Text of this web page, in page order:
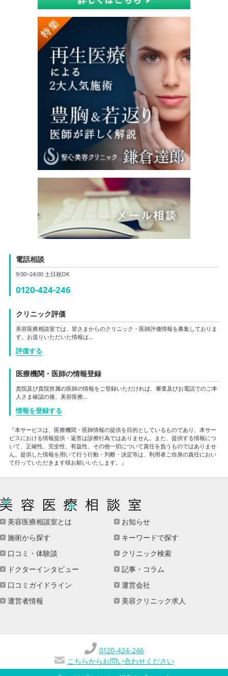
電話相談
9:00~24:00 土日祝OK
0120-424-246
クリニック評価
美容医療相談室では、皆さまからのクリニック・医師評価情報を募集しておりま
す。お送りいただいた情報は…
評価する
医療機関・医師の情報登録
貴院及び貴院所属の医師の情報をご登録いただければ、審査及びお電話でのご本
人さま確認の後、美容医療…
情報を登録する
『本サービスは、医療機関・医師情報の提供を目的としているものであり、本サー
ビスにおける情報提供・返答は診療行為ではありません。また、提供する情報につ
いて、正確性、完全性、有益性、その他一切について責任を負うものではありませ
ん。提供した情報を用いて行う行動・判断・決定等は、利用者ご自身の責任におい
て行っていただきます様お願いいたします。』
美容医療相談室とは
お知らせ
施術から探す
キーワードで探す
口コミ・体験談
クリニック検索
ドクターインタビュー
記事・コラム
口コミガイドライン
運営会社
運営者情報
美容クリニック求人
0120-424-246
こちらからお問い合わせください